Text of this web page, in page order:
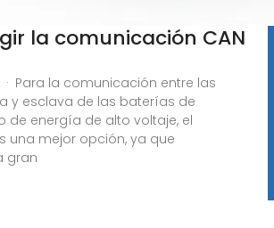
la comunicación CAN
· Para la comunicación entre las
y esclava de las baterías de
de energía de alto voltaje, el
una mejor opción, ya que
gran